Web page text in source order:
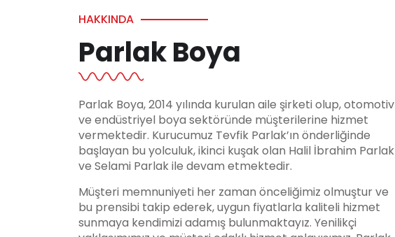
HAKKINDA
Parlak Boya
Parlak Boya, 2014 yılında kurulan aile şirketi olup, otomotiv
ve endüstriyel boya sektöründe müşterilerine hizmet
vermektedir. Kurucumuz Tevfik Parlak’ın önderliğinde
başlayan bu yolculuk, ikinci kuşak olan Halil İbrahim Parlak
ve Selami Parlak ile devam etmektedir.
Müşteri memnuniyeti her zaman önceliğimiz olmuştur ve
bu prensibi takip ederek, uygun fiyatlarla kaliteli hizmet
sunmaya kendimizi adamış bulunmaktayız. Yenilikçi